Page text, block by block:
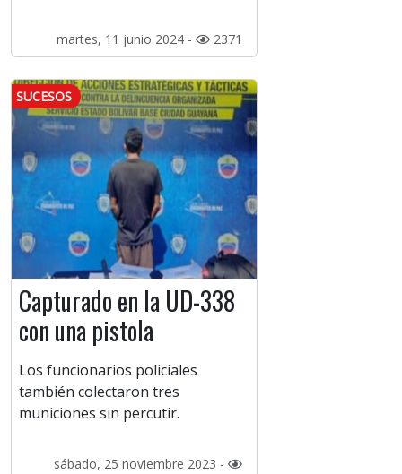
martes, 11 junio 2024 - 2371
SUCESOS
Capturado en la UD-338
con una pistola
Los funcionarios policiales
también colectaron tres
municiones sin percutir.
sábado, 25 noviembre 2023 -